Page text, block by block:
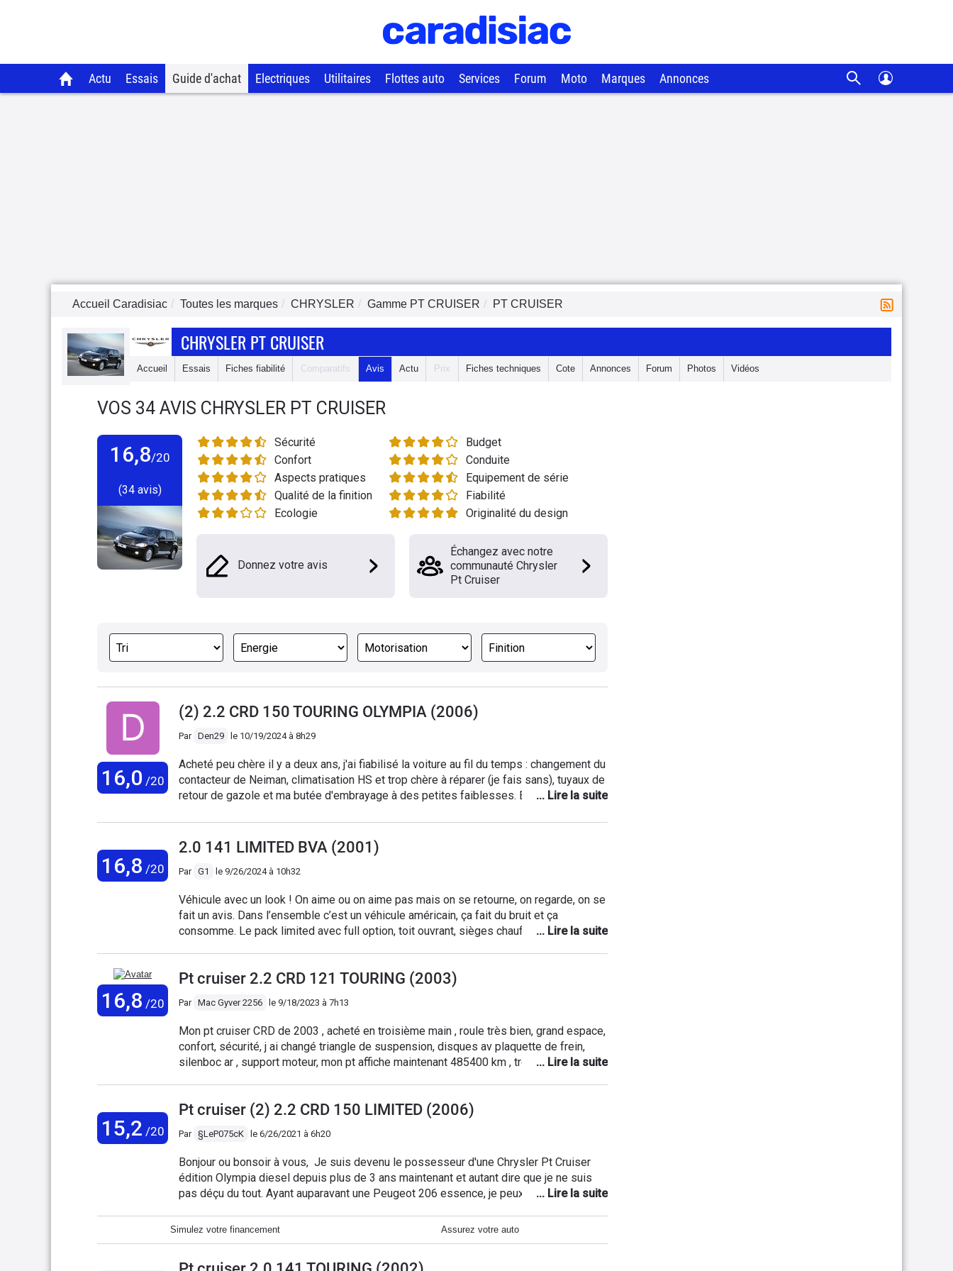
Actu Essais Guide d'achat Electriques Utilitaires Flottes auto Services Forum Moto Marques Annonces
Accueil Caradisiac Toutes les marques CHRYSLER Gamme PT CRUISER PT CRUISER
CHRYSLER PT CRUISER
Accueil Essais Fiches fiabilité Comparatifs Avis Actu Prix Fiches techniques Cote Annonces Forum Photos Vidéos
VOS 34 AVIS CHRYSLER PT CRUISER
16,8/20
(34 avis)
Sécurité
Budget
Confort
Conduite
Aspects pratiques
Equipement de série
Qualité de la finition
Fiabilité
Ecologie
Originalité du design
Donnez votre avis
Échangez avec notre
communauté Chrysler
Pt Cruiser
16,0 /20
(2) 2.2 CRD 150 TOURING OLYMPIA (2006)
Par Den29 le 10/19/2024 à 8h29
Acheté peu chère il y a deux ans, j'ai fiabilisé la voiture au fil du temps : changement du
contacteur de Neiman, climatisation HS et trop chère à réparer (je fais sans), tuyaux de
retour de gazole et ma butée d'embrayage à des petites faiblesses. Elle totalise
préférence avec des pièces de la marque, beaucoup plus fiables mais aussi
nettement plus chères. Je suis son huitième propriétaire (historique fiable) et de
mains en mains, l'entretien à été quelque peu délaissé. Cependant je prends du plaisir
à conduire cette voiture au quotidien. Je regrette le rayon de braquage obligeant à
(seulement 1000 kg).
16,8 /20
2.0 141 LIMITED BVA (2001)
Par G1 le 9/26/2024 à 10h32
Véhicule avec un look ! On aime ou on aime pas mais on se retourne, on regarde, on se
fait un avis. Dans l’ensemble c’est un véhicule américain, ça fait du bruit et ça
consomme. Le pack limited avec full option, toit ouvrant, sièges chauffants etc c’est
le coffre ) Gros bémol… chrysler n’est plus en France et avoir des réparateurs fiables
important Après avantage, le véhicule se répare facilement seul même si vous naze
comme moi en mécanique.
16,8 /20
Pt cruiser 2.2 CRD 121 TOURING (2003)
Par Mac Gyver 2256 le 9/18/2023 à 7h13
Mon pt cruiser CRD de 2003 , acheté en troisième main , roule très bien, grand espace,
confort, sécurité, j ai changé triangle de suspension, disques av plaquette de frein,
silenboc ar , support moteur, mon pt affiche maintenant 485400 km , très bon véhicule
15,2 /20
Pt cruiser (2) 2.2 CRD 150 LIMITED (2006)
Par §LeP075cK le 6/26/2021 à 6h20
Bonjour ou bonsoir à vous, Je suis devenu le possesseur d'une Chrysler Pt Cruiser
édition Olympia diesel depuis plus de 3 ans maintenant et autant dire que je ne suis
pas déçu du tout. Ayant auparavant une Peugeot 206 essence, je peux vous dire que
et 150 Ch sous le capot, cette voiture ne consomme que 6/7 L au 100 et encore je
peux ne faire que 4L/100Km sur le périph parisien quand il y a personne à 70Km/h et
Simulez votre financement Assurez votre auto